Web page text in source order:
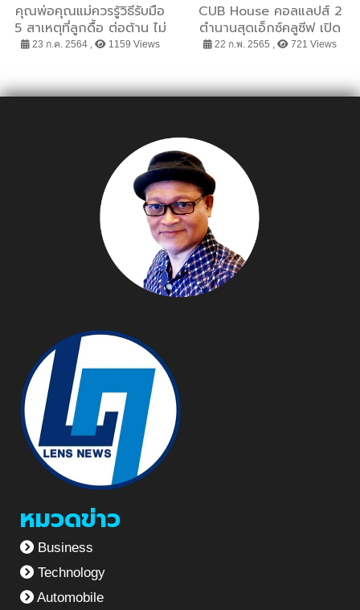
คุณพ่อคุณแม่ควรรู้วิธีรับมือ
5 สาเหตุที่ลูกดื้อ ต่อต้าน ไม่
เชื่อฟัง
23 ก.ค. 2564 , 1159 Views
CUB House คอลแลปส์ 2
ตำนานสุดเอ็กซ์คลูซีฟ เปิด
ตัว Monkey x One Piece
22 ก.พ. 2565 , 721 Views
หมวดข่าว
Business
Technology
Automobile